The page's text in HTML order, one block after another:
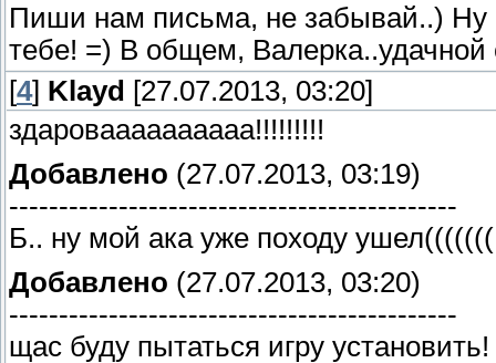
Пиши нам письма, не забывай..) Ну
тебе! =) В общем,
[4] Klayd [27.07.2013, 03:20]
здароваааааааааа!!!!!!!!!
Добавлено (27.07.2013, 03:19)
---------------------------------------------
Б.. ну мой ака уже походу ушел(((((((
Добавлено (27.07.2013, 03:20)
---------------------------------------------
щас буду пытаться игру установить!